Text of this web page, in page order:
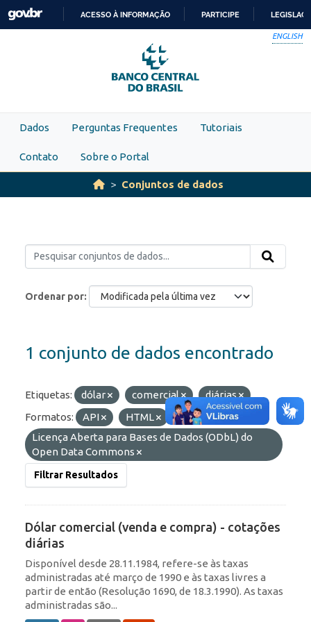
Skip to main content
PARA
O
CONTEÚDO
ACESSO À INFORMAÇÃO PARTICIPE
ENGLISH
Dados Perguntas Frequentes Tutoriais
Contato Sobre o Portal
Conjuntos de dados
Ordenar por
1 conjunto de dados encontrado
Etiquetas: dólar comercial
diárias
Formatos:
API HTML
Licenças:
Licença Aberta para Bases de Dados (ODbL) do
Open Data Commons
Filtrar Resultados
Dólar comercial (venda e compra) - cotações
diárias
Disponível desde 28.11.1984, refere-se às taxas
administradas até março de 1990 e às taxas livres a
partir de então (Resolução 1690, de 18.3.1990). As taxas
administradas são...